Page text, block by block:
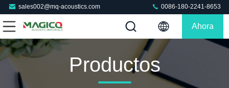
sales002@mq-acoustics.com 0086-180-2241-8653
Ahora
Productos